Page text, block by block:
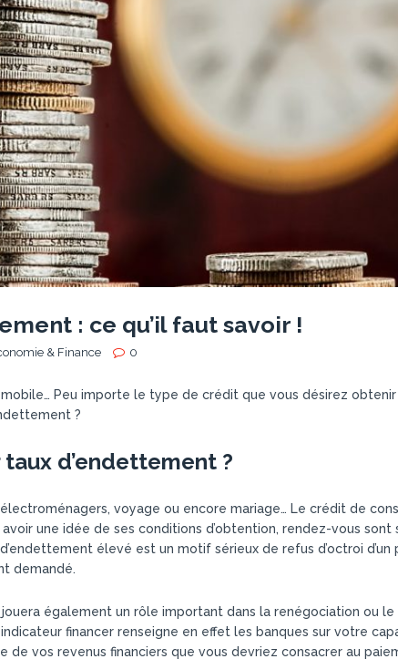
: ce qu’il faut savoir !
& Finance 0
Peu importe le type de crédit que vous désirez
?
taux d’endettement ?
voyage ou encore mariage… Le crédit de
une idée de ses conditions d’obtention, rendez-vous sont
élevé est un motif sérieux de refus d’octroi
demandé.
également un rôle important dans la renégociation ou
financer renseigne en effet les banques sur votre
de vos revenus financiers que vous devriez consacrer au